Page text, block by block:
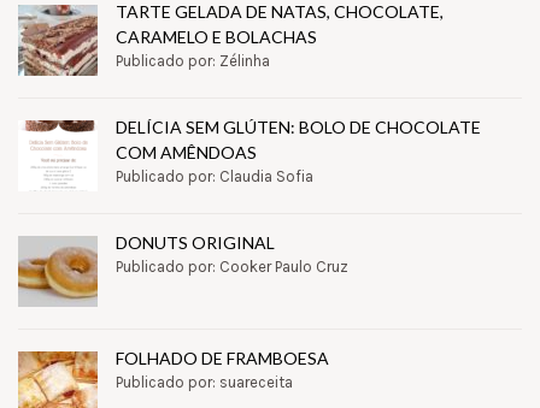
TARTE GELADA DE NATAS, CHOCOLATE,
CARAMELO E BOLACHAS
Publicado por: Zélinha
DELÍCIA SEM GLÚTEN: BOLO DE CHOCOLATE
COM AMÊNDOAS
Publicado por: Claudia Sofia
DONUTS ORIGINAL
Publicado por: Cooker Paulo Cruz
FOLHADO DE FRAMBOESA
Publicado por: suareceita